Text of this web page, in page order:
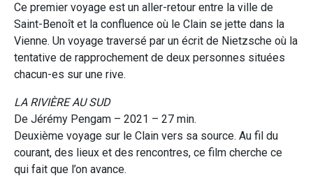
Ce premier voyage est un aller-retour entre la ville de
Saint-Benoît et la confluence où le Clain se jette dans la
Vienne. Un voyage traversé par un écrit de Nietzsche où la
tentative de rapprochement de deux personnes situées
chacun-es sur une rive.
LA RIVIÈRE AU SUD
De Jérémy Pengam – 2021 – 27 min.
Deuxième voyage sur le Clain vers sa source. Au fil du
courant, des lieux et des rencontres, ce film cherche ce
qui fait que l’on avance.